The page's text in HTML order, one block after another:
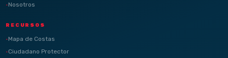
Nosotros
RECURSOS
Mapa de Costas
Ciudadano Protector